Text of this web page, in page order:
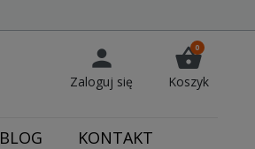
person
Zaloguj się
shopping_basket
0
Koszyk
BLOG KONTAKT